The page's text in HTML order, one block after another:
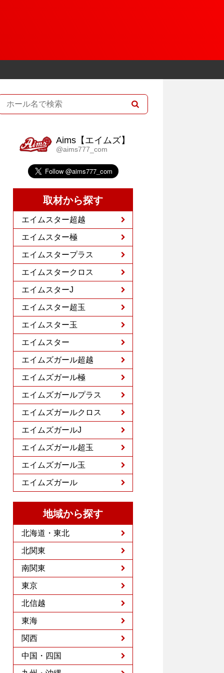
Aims【エイムズ】
@aims777_com
取材から探す
エイムスター超越
エイムスター極
エイムスタープラス
エイムスタークロス
エイムスターJ
エイムスター超玉
エイムスター玉
エイムスター
エイムズガール超越
エイムズガール極
エイムズガールプラス
エイムズガールクロス
エイムズガールJ
エイムズガール超玉
エイムズガール玉
エイムズガール
地域から探す
北海道・東北
北関東
南関東
東京
北信越
東海
関西
中国・四国